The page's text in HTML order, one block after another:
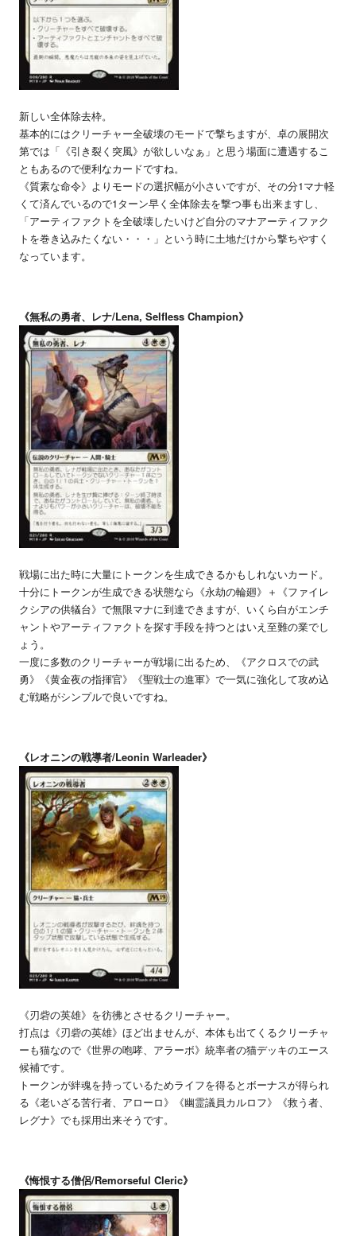
新しい全体除去枠。
基本的にはクリーチャー全破壊のモードで撃ちますが、卓の展開次
第では「《引き裂く突風》が欲しいなぁ」と思う場面に遭遇するこ
ともあるので便利なカードですね。
《質素な命令》よりモードの選択幅が小さいですが、その分1マナ軽
くて済んでいるので1ターン早く全体除去を撃つ事も出来ますし、
「アーティファクトを全破壊したいけど自分のマナアーティファク
トを巻き込みたくない・・・」という時に土地だけから撃ちやすく
なっています。
《無私の勇者、レナ/Lena, Selfless Champion》
戦場に出た時に大量にトークンを生成できるかもしれないカード。
十分にトークンが生成できる状態なら《永劫の輪廻》＋《ファイレ
クシアの供犠台》で無限マナに到達できますが、いくら白がエンチ
ャントやアーティファクトを探す手段を持つとはいえ至難の業でし
ょう。
一度に多数のクリーチャーが戦場に出るため、《アクロスでの武
勇》《黄金夜の指揮官》《聖戦士の進軍》で一気に強化して攻め込
む戦略がシンプルで良いですね。
《レオニンの戦導者/Leonin Warleader》
《刃砦の英雄》を彷彿とさせるクリーチャー。
打点は《刃砦の英雄》ほど出ませんが、本体も出てくるクリーチャ
ーも猫なので《世界の咆哮、アラーボ》統率者の猫デッキのエース
候補です。
トークンが絆魂を持っているためライフを得るとボーナスが得られ
る《老いざる苦行者、アローロ》《幽霊議員カルロフ》《救う者、
レグナ》でも採用出来そうです。
《悔恨する僧侶/Remorseful Cleric》